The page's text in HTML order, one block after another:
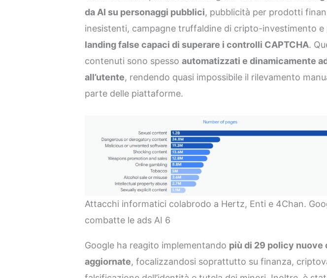
da AI su personaggi pubblici, pubblicità per prodotti
inesistenti, campagne truffaldine di cripto-investimento e
landing false capaci di superare i controlli CAPTCHA.
contenuti sono spessoautomatizzati e dinamicamente
all’utente, rendendo quasi impossibile il rilevamento
parte delle piattaforme.
Attacchi informatici colabrodo a Hertz, Enti e 4Chan.
combatte le ads AI 6
Google ha reagito implementando più di 29 policy nuove
aggiornate, focalizzandosi soprattutto su finanza,